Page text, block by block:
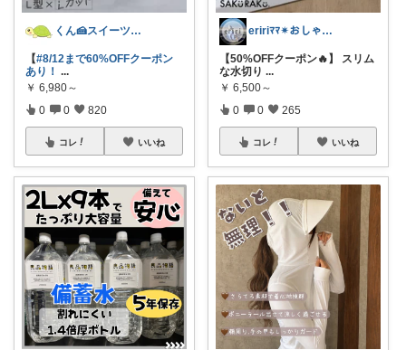
くん🍰スイーツ＆暮らし
【#8/12まで60%OFFクーポン
あり！ ...
￥ 6,980～
0 0 820
コレ いいね
eririﾏﾏ✴︎おしゃれ雑貨×子供×服
【50%OFFクーポン🔥】 スリム
な水切り ...
￥ 6,500～
0 0 265
コレ いいね